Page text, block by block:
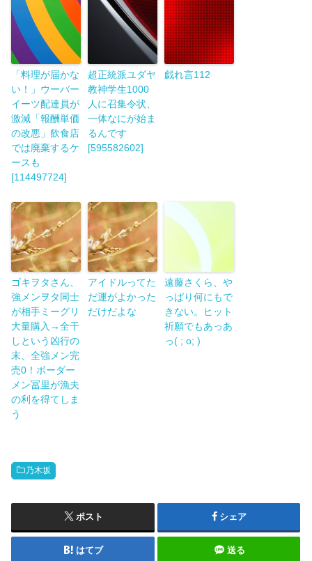
「料理が届かな
い！」ウーバー
イーツ配達員が
激減「報酬単価
の改悪」飲食店
では廃棄するケ
ースも
[114497724]
超正統派ユダヤ
教神学生1000
人に召集令状、
一体なにが始ま
るんです
[595582602]
戯れ言112
ゴキヲタさん、
強メンヲタ同士
が相手ミーグリ
大量購入→全干
しという凶行の
末、全強メン完
売0！ボーダー
メン冨里が漁夫
の利を得てしま
う
アイドルってた
だ運がよかった
だけだよな
遠藤さくら、や
っぱり何にもで
きない。ヒット
祈願でもあっあ
っ( ; o; )
乃木坂
ポスト シェア
はてブ 送る